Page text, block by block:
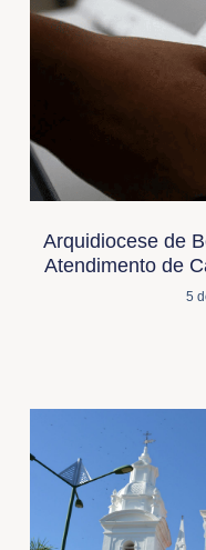
Arquidiocese de
Atendimento de
5